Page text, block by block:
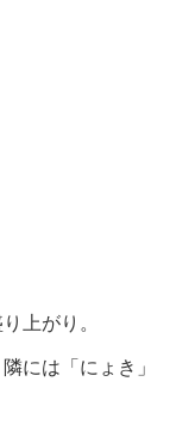
上がり。
には「にょき」